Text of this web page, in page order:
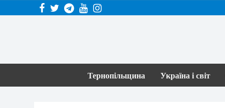
Тернопільщина Україна і світ